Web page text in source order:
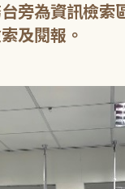
旁為資訊檢索
及閱報。